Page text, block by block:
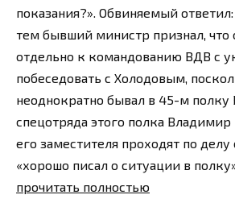
показания?». Обвиняемый
тем бывший министр признал, что
отдельно к командованию ВДВ с
побеседовать с Холодовым,
неоднократно бывал в 45-м
спецотряда этого полка
его заместителя проходят по
«хорошо писал о ситуации в
прочитать полностью